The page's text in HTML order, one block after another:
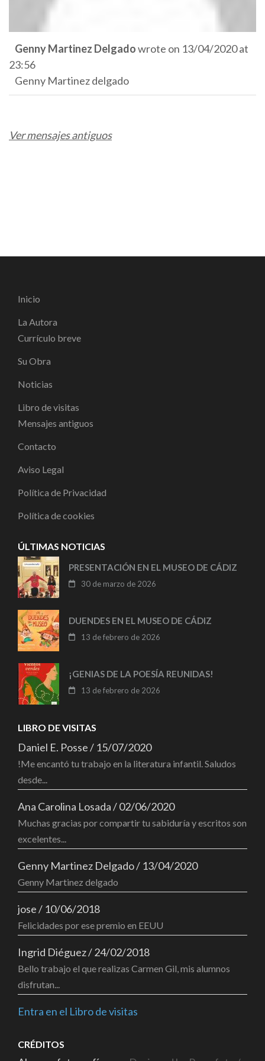
Genny Martinez Delgadowrote on 13/04/2020at
23:56
Genny Martinez delgado
Ver mensajes antiguos
Inicio
La Autora
Currículo breve
Su Obra
Noticias
Libro de visitas
Mensajes antiguos
Contacto
Aviso Legal
Política de Privacidad
Política de cookies
ÚLTIMAS NOTICIAS
PRESENTACIÓN EN EL MUSEO DE CÁDIZ
30 de marzo de 2026
DUENDES EN EL MUSEO DE CÁDIZ
13 de febrero de 2026
¡GENIAS DE LA POESÍA REUNIDAS!
13 de febrero de 2026
LIBRO DE VISITAS
Daniel E. Posse/ 15/07/2020
!Me encantó tu trabajo en la literatura infantil. Saludos
desde...
Ana Carolina Losada/02/06/2020
Muchas gracias por compartir tu sabiduría y escritos son
excelentes...
Genny Martinez Delgado/ 13/04/2020
Genny Martinez delgado
jose/ 10/06/2018
Felicidades por ese premio en EEUU
Ingrid Diéguez/24/02/2018
Bello trabajo el que realizas Carmen Gil, mis alumnos
disfrutan...
Entra en el Libro de visitas
CRÉDITOS